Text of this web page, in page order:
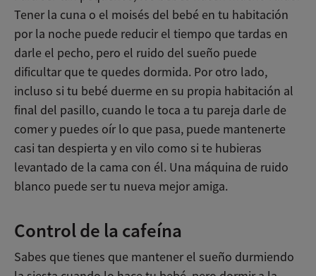
Tener la cuna o el moisés del bebé en tu habitación
por la noche puede reducir el tiempo que tardas en
darle el pecho, pero el ruido del sueño puede
dificultar que te quedes dormida. Por otro lado,
incluso si tu bebé duerme en su propia habitación al
final del pasillo, cuando le toca a tu pareja darle de
comer y puedes oír lo que pasa, puede mantenerte
casi tan despierta y en vilo como si te hubieras
levantado de la cama con él. Una máquina de ruido
blanco puede ser tu nueva mejor amiga.
Control de la cafeína
Sabes que tienes que mantener el sueño durmiendo